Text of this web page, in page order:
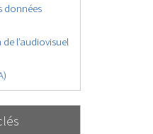
données
l’audiovisuel